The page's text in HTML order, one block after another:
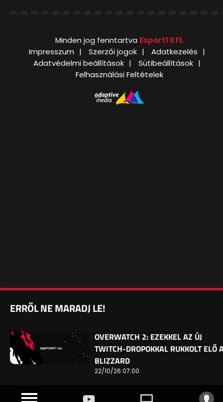
Minden jog fenntartva Esport1 Kft.
Impresszum
Szerzői jogok
Adatkezelés
Adatvédelmi beállítások
Sütibeállítások
Felhasználási Feltételek
ERRŐL NE MARADJ LE!
OVERWATCH 2: EZEKKEL AZ ÚJ
TWITCH-DROPOKKAL RUKKOLT ELŐ
BLIZZARD
22/10/26 07:00